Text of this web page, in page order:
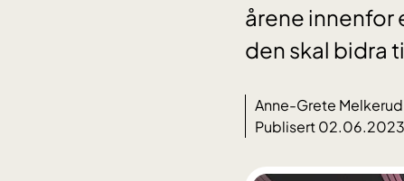
årene innenfor
den skal bidra
Anne-Grete Melkerud
Publisert 02.06.2023